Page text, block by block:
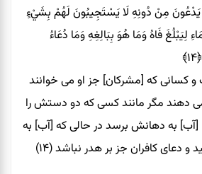
يَدْعُونَ مِنْ دُونِهِ لَا يَسْتَجِيبُونَ لَهُمْ بِشَيْءٍ
لِيَبْلُغَ فَاهُ وَمَا هُوَ بِبَالِغِهِ وَمَا دُعَاءُ
﴿۱۴﴾
كسانى كه [مشركان] جز او مى‏ خوانند
دهند مگر مانند كسى كه دو دستش را
[آب] به دهانش برسد در حالى كه [آب] به
دعاى كافران جز بر هدر نباشد (۱۴)